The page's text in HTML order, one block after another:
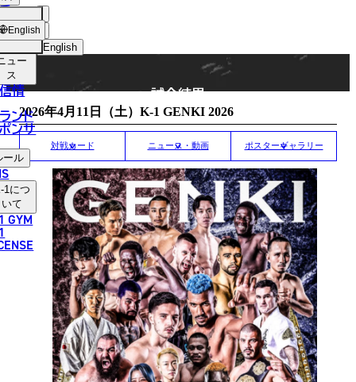
English
한국어
中文（简体）
中文（繁體）
ไทย
العربية
ョッ
プ
ュー
ス
情
ンド
ンサ
ール
1につ
いて
GYM
English MATCH RESULT
試合結果
2026年4月11日（土）K-1 GENKI 2026
対戦カード ニュース・動画 ポスターギャラリー